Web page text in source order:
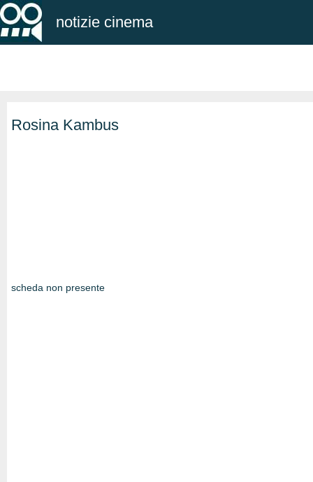
notizie cinema
Rosina Kambus
scheda non presente